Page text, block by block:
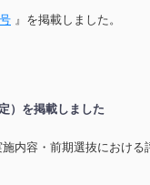
』を掲載しました。
）を掲載しました
内容・前期選抜における